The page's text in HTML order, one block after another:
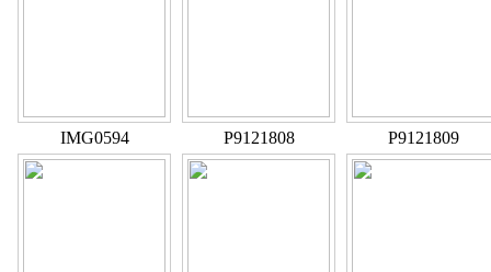
IMG0594 P9121808 P9121809